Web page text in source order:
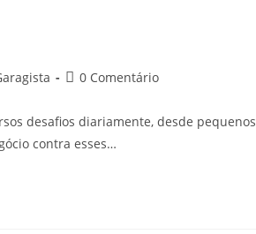
0 Comentário
desafios diariamente, desde pequenos
contra esses…